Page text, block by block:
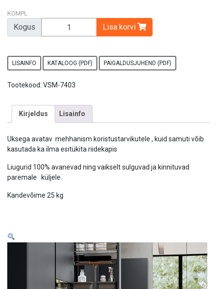
KOMPL
Kogus Lisa korvi
LISAINFO KATALOOG (PDF) PAIGALDUSJUHEND (PDF)
Tootekood: VSM-7403
Kirjeldus Lisainfo
Uksega avatav mehhanism koristustarvikutele , kuid samuti võib
kasutada ka ilma esitükita riidekapis
Liugurid 100% avanevad ning vaikselt sulguvad ja kinnituvad
paremale küljele.
Kandevõime 25 kg